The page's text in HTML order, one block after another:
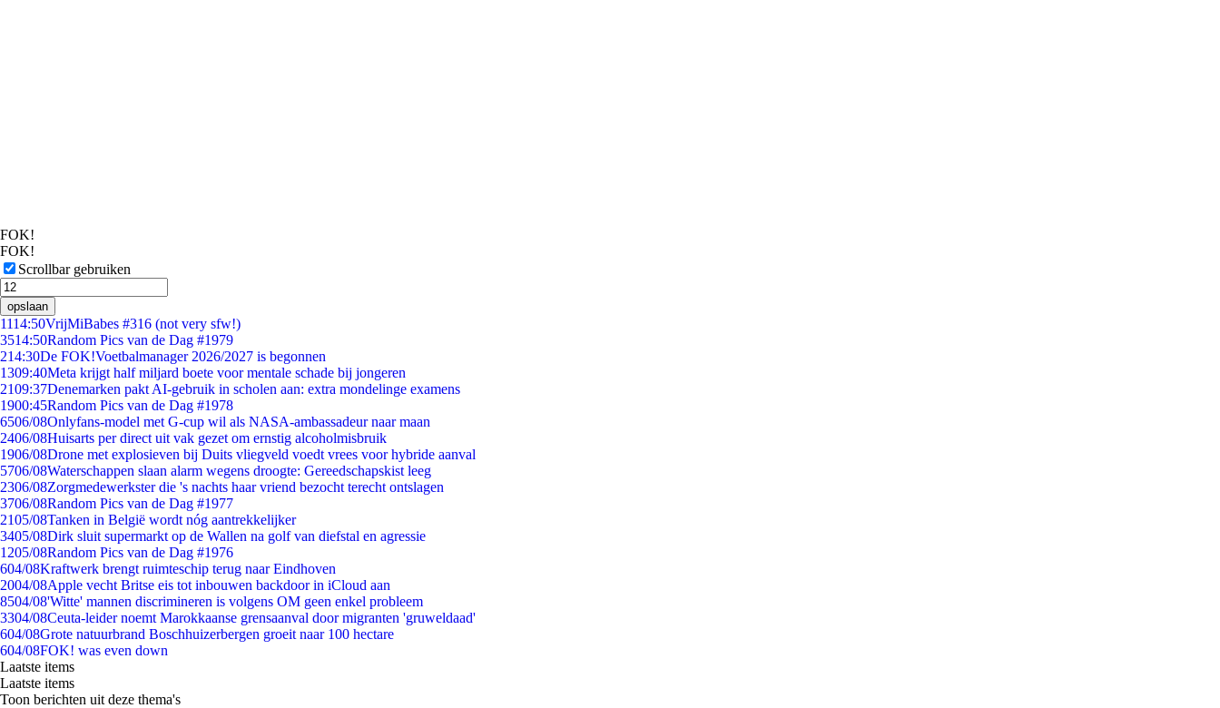
FOK!
FOK!
Scrollbar gebruiken
opslaan
1114:50VrijMiBabes #316 (not very sfw!)
3514:50Random Pics van de Dag #1979
214:30De FOK!Voetbalmanager 2026/2027 is begonnen
1309:40Meta krijgt half miljard boete voor mentale schade bij jongeren
2109:37Denemarken pakt AI-gebruik in scholen aan: extra mondelinge examens
1900:45Random Pics van de Dag #1978
6506/08Onlyfans-model met G-cup wil als NASA-ambassadeur naar maan
2406/08Huisarts per direct uit vak gezet om ernstig alcoholmisbruik
1906/08Drone met explosieven bij Duits vliegveld voedt vrees voor hybride aanval
5706/08Waterschappen slaan alarm wegens droogte: Gereedschapskist leeg
2306/08Zorgmedewerkster die 's nachts haar vriend bezocht terecht ontslagen
3706/08Random Pics van de Dag #1977
2105/08Tanken in België wordt nóg aantrekkelijker
3405/08Dirk sluit supermarkt op de Wallen na golf van diefstal en agressie
1205/08Random Pics van de Dag #1976
604/08Kraftwerk brengt ruimteschip terug naar Eindhoven
2004/08Apple vecht Britse eis tot inbouwen backdoor in iCloud aan
8504/08'Witte' mannen discrimineren is volgens OM geen enkel probleem
3304/08Ceuta-leider noemt Marokkaanse grensaanval door migranten 'gruweldaad'
604/08Grote natuurbrand Boschhuizerbergen groeit naar 100 hectare
604/08FOK! was even down
Laatste items
Laatste items
Toon berichten uit deze thema's